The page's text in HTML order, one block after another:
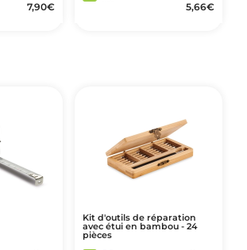
7,90€
5,66€
Kit d'outils de réparation
avec étui en bambou - 24
pièces